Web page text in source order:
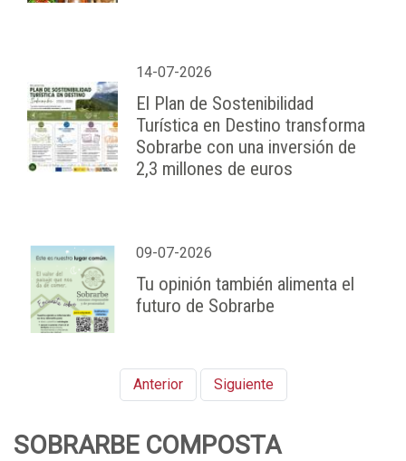
14-07-2026
El Plan de Sostenibilidad
Turística en Destino transforma
Sobrarbe con una inversión de
2,3 millones de euros
09-07-2026
Tu opinión también alimenta el
futuro de Sobrarbe
Anterior Siguiente
SOBRARBE COMPOSTA